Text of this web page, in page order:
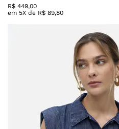
R$ 449,00
em 5X de R$ 89,80